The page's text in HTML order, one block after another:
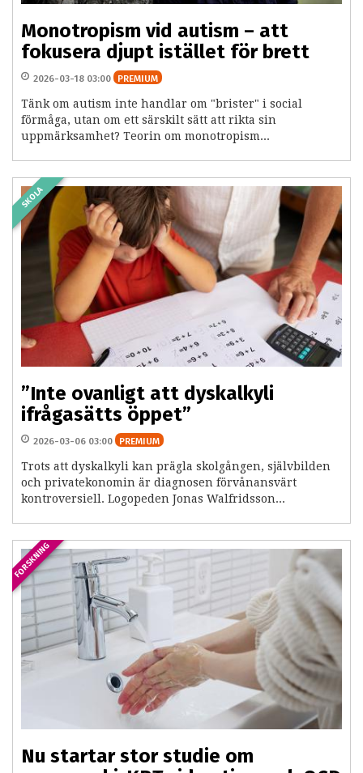
Monotropism vid autism – att
fokusera djupt istället för brett
2026-03-18 03:00 PREMIUM
Tänk om autism inte handlar om "brister" i social
förmåga, utan om ett särskilt sätt att rikta sin
uppmärksamhet? Teorin om monotropism...
SKOLA
”Inte ovanligt att dyskalkyli
ifrågasätts öppet”
2026-03-06 03:00 PREMIUM
Trots att dyskalkyli kan prägla skolgången, självbilden
och privatekonomin är diagnosen förvånansvärt
kontroversiell. Logopeden Jonas Walfridsson...
FORSKNING
Nu startar stor studie om